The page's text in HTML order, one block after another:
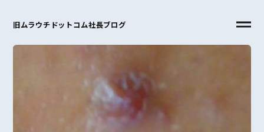
旧ムラウチドットコム社長ブログ